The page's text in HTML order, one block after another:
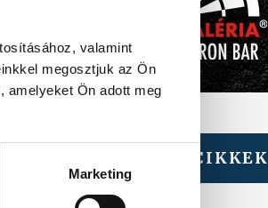
valamint
megosztjuk az Ön
amelyeket Ön adott meg
Marketing
TOVÁBBI CIKKEK
KULTÚRA